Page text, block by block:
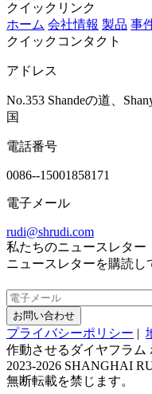
クイックリンク
ホーム 会社情報 製品 事
クイックコンタクト
アドレス
No.353 Shandeの道、
国
電話番号
0086--15001858171
電子メール
rudi@shrudi.com
私たちのニュースレター
ニュースレターを購読し
お問い合わせ
プライバシーポリシー |
作動させるダイヤフラム
2023-2026 SHANGHAI
無断転載を禁じます。